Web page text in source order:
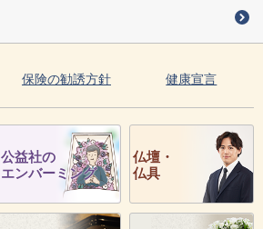
保険の勧誘方針 健康宣言
公益社の
エンバーミング
仏壇・
仏具